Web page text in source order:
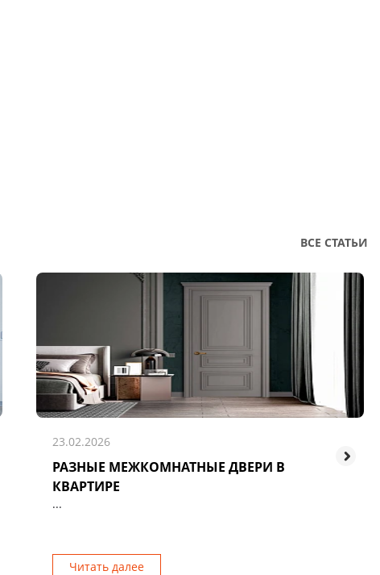
ВСЕ СТАТЬИ
23.02.2026
РАЗНЫЕ МЕЖКОМНАТНЫЕ ДВЕРИ В
КВАРТИРЕ
...
Читать далее